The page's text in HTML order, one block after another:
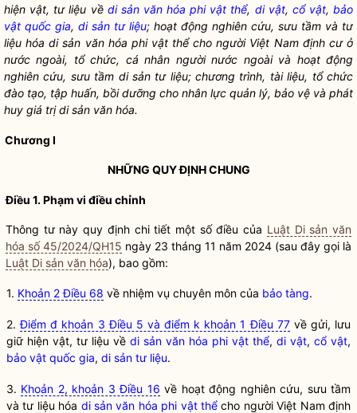
hiện vật, tư liệu về di sản văn hóa phi vật thể, di vật, cổ vật, bảo
vật quốc gia, di sản tư liệu; hoạt động nghiên cứu, sưu tầm và tư
liệu hóadi sản văn hóa phi vật thểcho người Việt Nam định cư ở
nước ngoài, tổ chức, cá nhân người nước ngoài và hoạt động
nghiên cứu, sưu tầm di sản tư liệu; chương trình, tài liệu, tổ chức
đào tạo, tập huấn, bồi dưỡng cho nhân lực quản lý, bảo vệ và phát
huy giá trị di sản văn hóa.
Chương I
NHỮNG QUY ĐỊNH CHUNG
Điều 1. Phạm vi điều chỉnh
Thông tư này quy định chi tiết một số điều của Luật Di sản văn
hóa số 45/2024/QH15 ngày 23 tháng 11 năm 2024 (sau đây gọi là
Luật Di sản văn hóa), bao gồm:
1. Khoản 2 Điều 68 về nhiệm vụ chuyên môn của bảo tàng.
2.Điểm đ khoản 3 Điều 5 và điểm k khoản 1 Điều 77về gửi, lưu
giữ hiện vật, tư liệu về di sản văn hóa phi vật thể, di vật, cổ vật,
bảo vật quốc gia, di sản tư liệu.
3. Khoản 2, khoản 3 Điều 16 về hoạt động nghiên cứu, sưu tầm
và tư liệu hóa di sản văn hóa phi vật thể cho người Việt Nam định